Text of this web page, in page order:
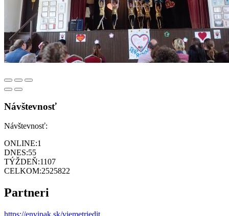
Návštevnosť
Návštevnosť:
ONLINE:1
DNES:55
TÝŽDEŇ:1107
CELKOM:2525822
Partneri